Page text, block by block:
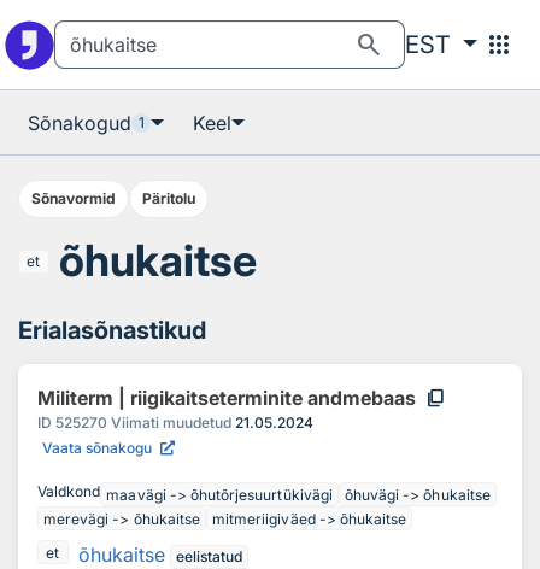
search EST apps
Sõnakogud 1 Keel
Sõnavormid Päritolu
et õhukaitse
Erialasõnastikud
Militerm | riigikaitseterminite andmebaas content_copy
ID 525270 Viimati muudetud 21.05.2024
Vaata sõnakogu
Valdkond maavägi -> õhutõrjesuurtükivägi
õhuvägi -> õhukaitse
merevägi -> õhukaitse
mitmeriigiväed -> õhukaitse
et
õhukaitse eelistatud